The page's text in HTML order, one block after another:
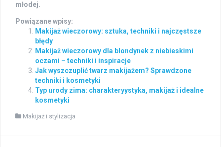
młodej.
Powiązane wpisy:
Makijaż wieczorowy: sztuka, techniki i najczęstsze
błędy
Makijaż wieczorowy dla blondynek z niebieskimi
oczami – techniki i inspiracje
Jak wyszczuplić twarz makijażem? Sprawdzone
techniki i kosmetyki
Typ urody zima: charakteryystyka, makijaż i idealne
kosmetyki
Makijaż i stylizacja